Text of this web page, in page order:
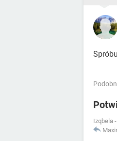
Izqbela -